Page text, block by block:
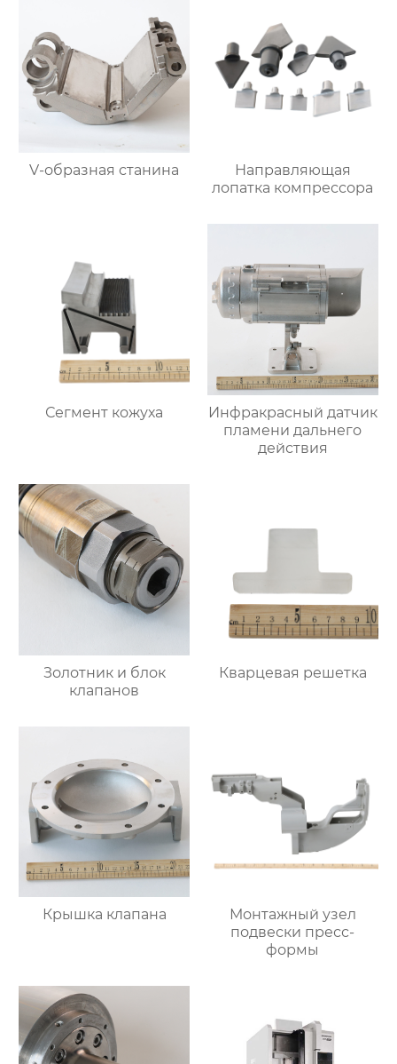
V-образная станина
Направляющая
лопатка компрессора
Сегмент кожуха
Инфракрасный датчик
пламени дальнего
действия
Золотник и блок
клапанов
Кварцевая решетка
Крышка клапана
Монтажный узел
подвески пресс-
формы